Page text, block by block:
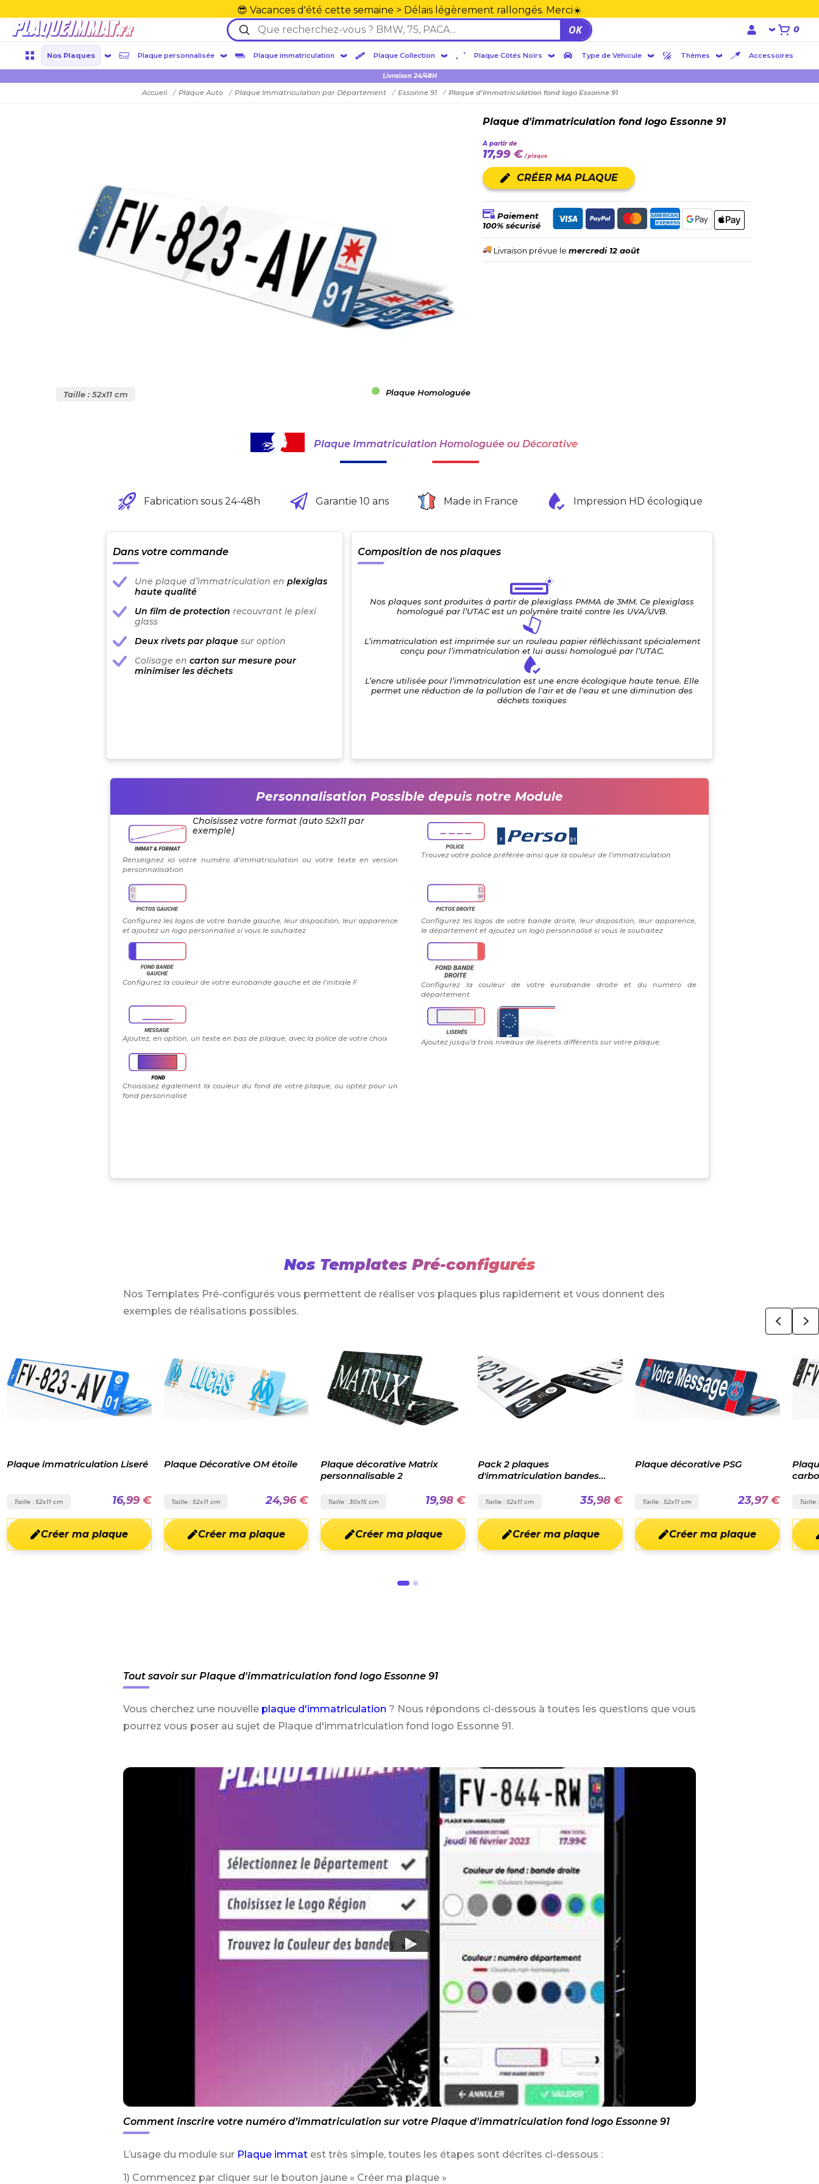
😎 Vacances d'été cette semaine > Délais légèrement rallongés. Merci☀️
OK 0
Nos Plaques Plaque personnalisée Plaque immatriculation Plaque Collection Plaque Côtés Noirs Type de Véhicule Thèmes Accessoires
Livraison 24/48H
Accueil Plaque Auto Plaque Immatriculation par Département Essonne 91 Plaque d'immatriculation fond logo Essonne 91
Taille : 52x11 cm Plaque Homologuée
Plaque d'immatriculation fond logo Essonne 91
À partir de
17,99 € / plaque
CRÉER MA PLAQUE
Paiement
100% sécurisé
Livraison prévue le mercredi 12 août
Plaque Immatriculation Homologuée ou Décorative
Fabrication sous 24-48h Garantie 10 ans Made in France Impression HD écologique
Dans votre commande
Une plaque d’immatriculation en plexiglas
haute qualité
Un film de protection recouvrant le plexi
glass
Deux rivets par plaquesur option
Colisage en carton sur mesure pour
minimiser les déchets
Composition de nos plaques
Nos plaques sont produites à partir de plexiglass PMMA de 3MM. Ce plexiglass
homologué par l’UTAC est un polymère traité contre les UVA/UVB.
L’immatriculation est imprimée sur un rouleau papier réfléchissant spécialement
conçu pour l’immatriculation et lui aussi homologué par l’UTAC.
L’encre utilisée pour l’immatriculation est une encre écologique haute tenue. Elle
permet une réduction de la pollution de l'air et de l'eau et une diminution des
déchets toxiques
Personnalisation Possible depuis notre Module
Choisissez votre format (auto 52x11 par
exemple)
Renseignez ici votre numéro d’immatriculation ou votre texte en version
personnalisation
Trouvez votre police préférée ainsi que la couleur de l’immatriculation
Configurez les logos de votre bande gauche, leur disposition, leur apparence
et ajoutez un logo personnalisé si vous le souhaitez
Configurez les logos de votre bande droite, leur disposition, leur apparence,
le département et ajoutez un logo personnalisé si vous le souhaitez
Configurez la couleur de votre eurobande gauche et de l’initiale F
Configurez la couleur de votre eurobande droite et du numéro de
département
Ajoutez, en option, un texte en bas de plaque, avec la police de votre choix Ajoutez jusqu'à trois niveaux de liserets différents sur votre plaque.
Choisissez également la couleur du fond de votre plaque, ou optez pour un
fond personnalisé
Nos Templates Pré-configurés
Nos Templates Pré-configurés vous permettent de réaliser vos plaques plus rapidement et vous donnent des
exemples de réalisations possibles.
€
Plaque Décorative OM étoile
Taille : 52x11 cm 24,96 €
Créer ma plaque
Plaque décorative Matrix
Taille : 30x15 cm 19,98 €
Créer ma plaque
Pack 2 plaques
d'immatriculation bandes
Taille : 52x11 cm 35,98 €
Créer ma plaque
Plaque décorative PSG
Taille : 52x11 cm 23,97 €
Créer ma plaque
Plaque d'immatriculation effet
Taille : 52x11 cm 17,99 €
Créer ma plaque
Tout savoir sur Plaque d'immatriculation fond logo Essonne 91
Vous cherchez une nouvelle plaque d'immatriculation ? Nous répondons ci-dessous à toutes les questions que vous
pourrez vous poser au sujet de Plaque d'immatriculation fond logo Essonne 91.
Comment inscrire votre numéro d’immatriculation sur votre Plaque d'immatriculation fond logo Essonne 91
L’usage du module sur Plaque immatest très simple, toutes les étapes sont décrites ci-dessous :
1) Commencez par cliquer sur le bouton jaune « Créer ma plaque »